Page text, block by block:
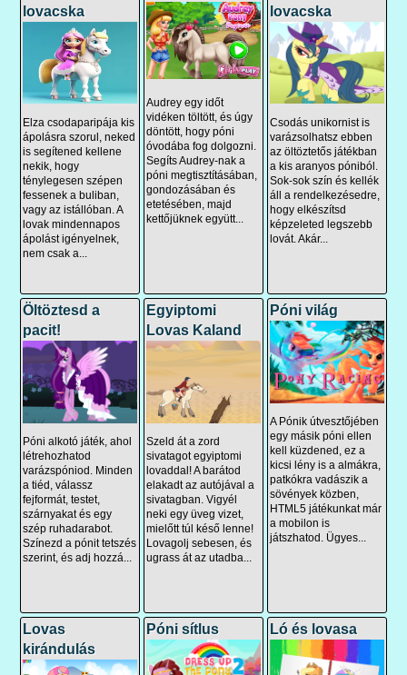
lovacska
Elza csodaparipája kis
ápolásra szorul, neked
is segítened kellene
nekik, hogy
ténylegesen szépen
fessenek a buliban,
vagy az istállóban. A
lovak mindennapos
ápolást igényelnek,
nem csak a...
Audrey egy időt
vidéken töltött, és úgy
döntött, hogy póni
óvodába fog dolgozni.
Segíts Audrey-nak a
póni megtisztításában,
gondozásában és
etetésében, majd
kettőjüknek együtt...
lovacska
Csodás unikornist is
varázsolhatsz ebben
az öltöztetős játékban
a kis aranyos póniból.
Sok-sok szín és kellék
áll a rendelkezésedre,
hogy elkészítsd
képzeleted legszebb
lovát. Akár...
Öltöztesd a
pacit!
Póni alkotó játék, ahol
létrehozhatod
varázspóniod. Minden
a tiéd, válassz
fejformát, testet,
szárnyakat és egy
szép ruhadarabot.
Színezd a pónit tetszés
szerint, és adj hozzá...
Egyiptomi
Lovas Kaland
Szeld át a zord
sivatagot egyiptomi
lovaddal! A barátod
elakadt az autójával a
sivatagban. Vigyél
neki egy üveg vizet,
mielőtt túl késő lenne!
Lovagolj sebesen, és
ugrass át az utadba...
Póni világ
A Pónik útvesztőjében
egy másik póni ellen
kell küzdened, ez a
kicsi lény is a almákra,
patkókra vadászik a
sövények közben,
HTML5 játékunkat már
a mobilon is
játszhatod. Ügyes...
Lovas
kirándulás
Póni sítlus Ló és lovasa